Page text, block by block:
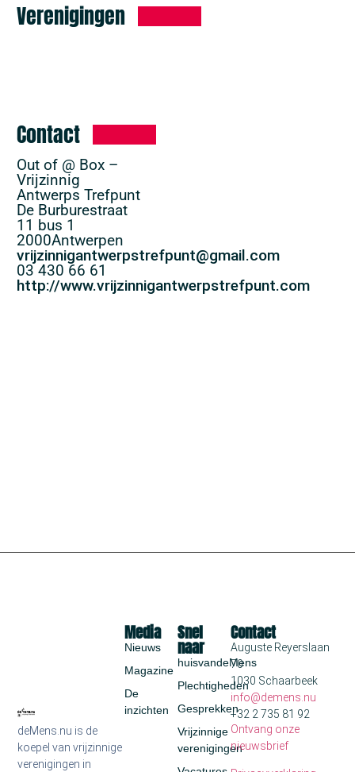
Verenigingen
Contact
Out of @ Box –
Vrijzinnig
Antwerps Trefpunt
De Burburestraat
11 bus 1
2000Antwerpen
vrijzinnigantwerpstrefpunt@gmail.com
03 430 66 61
http://www.vrijzinnigantwerpstrefpunt.com
deMens.nu is de
koepel van vrijzinnige
verenigingen in
Snel
naar
huisvandeMens
Plechtigheden
Gesprekken
Vrijzinnige
verenigingen
Media
Nieuws
Magazine
De
inzichten
Contact
Auguste Reyerslaan
70
1030 Schaarbeek
info@demens.nu
+32 2 735 81 92
Ontvang onze
nieuwsbrief